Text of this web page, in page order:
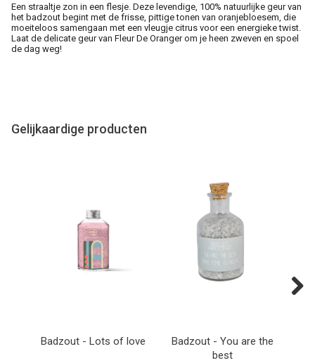
Een straaltje zon in een flesje. Deze levendige, 100% natuurlijke geur van
het badzout begint met de frisse, pittige tonen van oranjebloesem, die
moeiteloos samengaan met een vleugje citrus voor een energieke twist.
Laat de delicate geur van Fleur De Oranger om je heen zweven en spoel
de dag weg!
Gelijkaardige producten
Badzout - Lots of love
Badzout - You are the
best